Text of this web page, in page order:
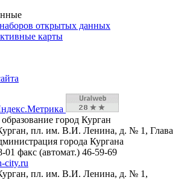
открытых данных
карты
город Курган
пл. им. В.И. Ленина, д. № 1, Глава
города Кургана
01 факс (автомат.) 46-59-69
city.ru
пл. им. В.И. Ленина, д. № 1,